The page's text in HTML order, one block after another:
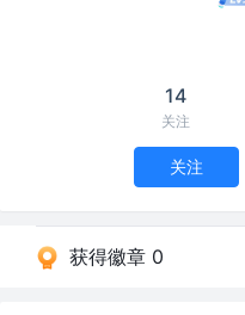
14
关注
关注
获得徽章 0